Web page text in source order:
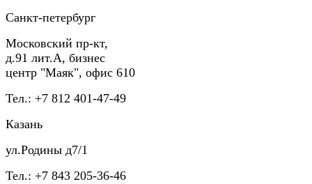
Санкт-петербург
Московский пр-кт,
д.91 лит.А, бизнес
центр "Маяк", офис 610
Тел.: +7 812 401-47-49
Казань
ул.Родины д7/1
Тел.: +7 843 205-36-46